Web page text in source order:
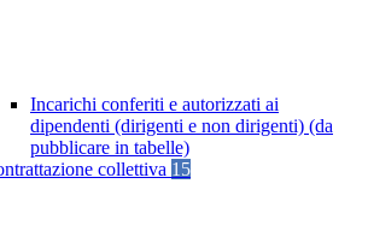
Incarichi conferiti e autorizzati ai
dipendenti (dirigenti e non dirigenti) (da
pubblicare in tabelle)
collettiva 15